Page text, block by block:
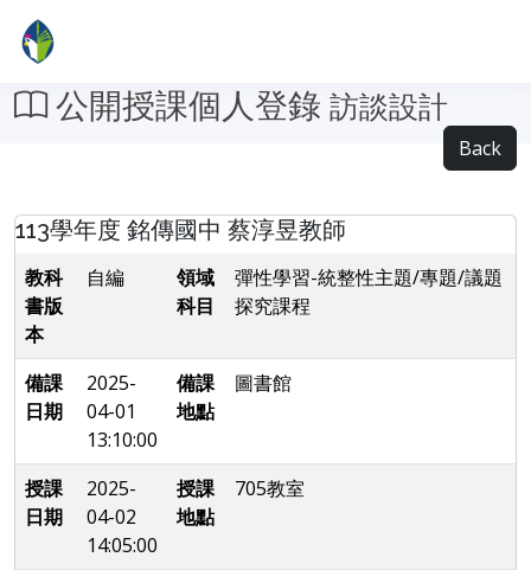
公開授課個人登錄 訪談設計
Back
113學年度 銘傳國中 蔡淳昱教師
教科
書版
本
自編
領域
科目
彈性學習-統整性主題/專題/議題
探究課程
備課
日期
2025-
04-01
13:10:00
備課
地點
圖書館
授課
日期
2025-
04-02
14:05:00
授課
地點
705教室